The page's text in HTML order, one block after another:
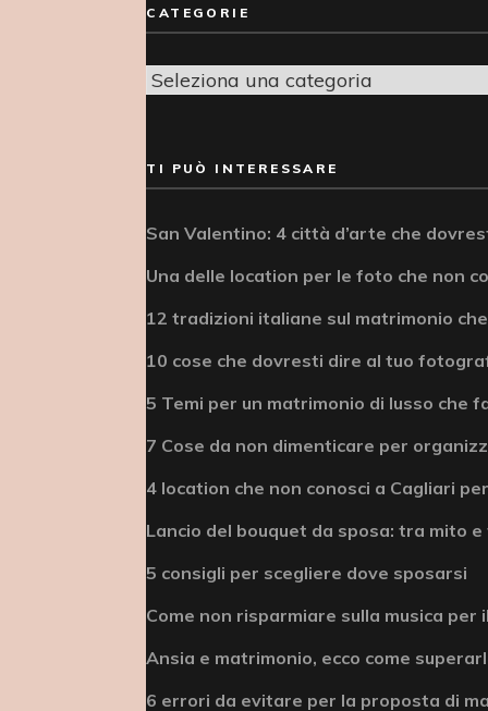
CATEGORIE
Categorie
TI PUÒ INTERESSARE
San Valentino: 4 città d’arte che
Una delle location per le foto che non
12 tradizioni italiane sul matrimonio
10 cose che dovresti dire al tuo
5 Temi per un matrimonio di lusso che
7 Cose da non dimenticare per
4 location che non conosci a Cagliari
Lancio del bouquet da sposa: tra mito e
5 consigli per scegliere dove sposarsi
Come non risparmiare sulla musica per
Ansia e matrimonio, ecco come
6 errori da evitare per la proposta di